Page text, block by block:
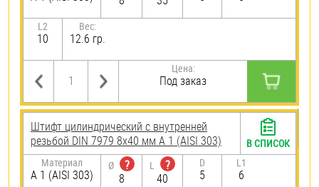
L2
10
Вес:
12.6 гр.
Цена:
Под заказ
Штифт цилиндрический с внутренней
резьбой DIN 7979 8х40 мм А 1 (AISI 303)
Материал
А 1 (AISI 303)
Ø
?
8
L
?
40
D
5
L1
6
В СПИСОК